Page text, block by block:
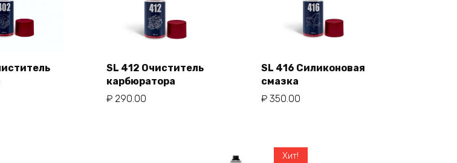
SL 412 Очиститель
карбюратора
₽290.00
SL 416 Силиконовая
смазка
₽ 350.00
Хит!